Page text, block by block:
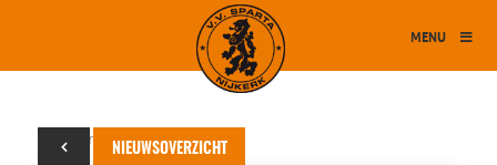
MENU
NIEUWSOVERZICHT
11 maart 2023